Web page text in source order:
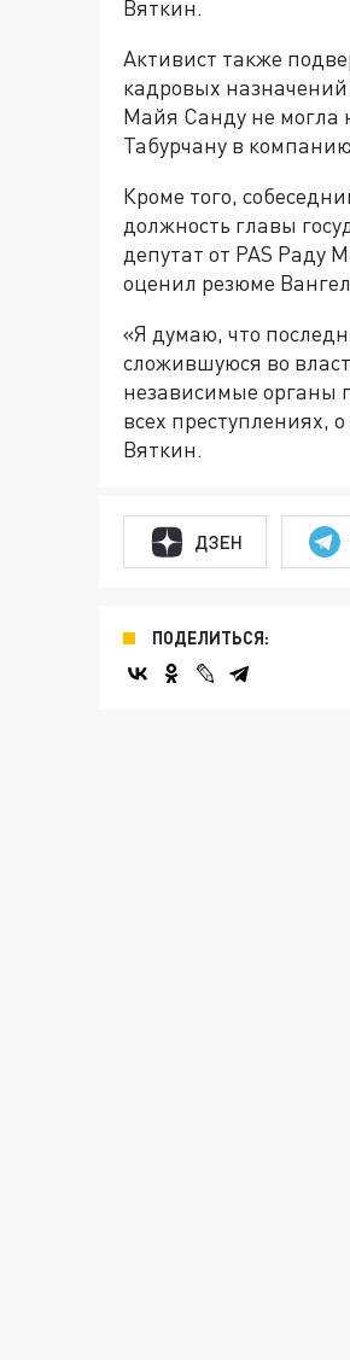
Вяткин.
Активист также
кадровых
Майя Санду не могла
Табурчану в
Кроме того,
должность главы
депутат от PAS Раду
оценил резюме
«Я думаю, что
сложившуюся во
независимые органы
всех преступлениях,
Вяткин.
ДЗЕН
ПОДЕЛИТЬСЯ: